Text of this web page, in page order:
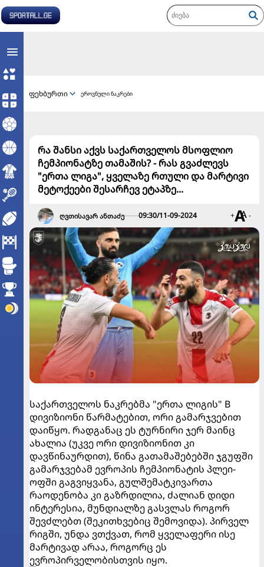
ფეხბურთი ეროვნული ნაკრები
რა შანსი აქვს საქართველოს მსოფლიო
ჩემპიონატზე თამაშის? - რას გვაძლევს
"ერთა ლიგა", ყველაზე რთული და მარტივი
მეტოქეები შესარჩევ ეტაპზე...
ღვთისავარ ანთაძე 09:30/11-09-2024 + -
საქართველოს ნაკრებმა "ერთა ლიგის" B
დივიზიონი წარმატებით, ორი გამარჯვებით
დაიწყო. რადგანაც ეს ტურნირი ჯერ მაინც
ახალია (უკვე ორი დივიზიონით კი
დავწინაურდით), წინა გათამაშებებში ჯგუფში
გამარჯვებამ ევროპის ჩემპიონატის პლეი-
ოფში გაგვიყვანა, გულშემატკივართა
რაოდენობა კი გაზრდილია, ძალიან დიდი
ინტერესია, მუნდიალზე გასვლას როგორ
შევძლებთ (შეკითხვებიც შემოვიდა). პირველ
რიგში, უნდა ვთქვათ, რომ ყველაფერი ისე
მარტივად არაა, როგორც ეს
ევროპირველობისთვის იყო.